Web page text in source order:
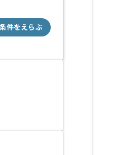
件をえらぶ